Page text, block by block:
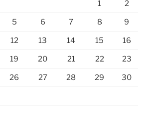
1 2
5 6 7 8 9
12 13 14 15 16
19 20 21 22 23
26 27 28 29 30